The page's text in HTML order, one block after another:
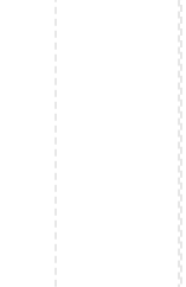
تخفيضات باث اند بودي 2025 – خصم حتى